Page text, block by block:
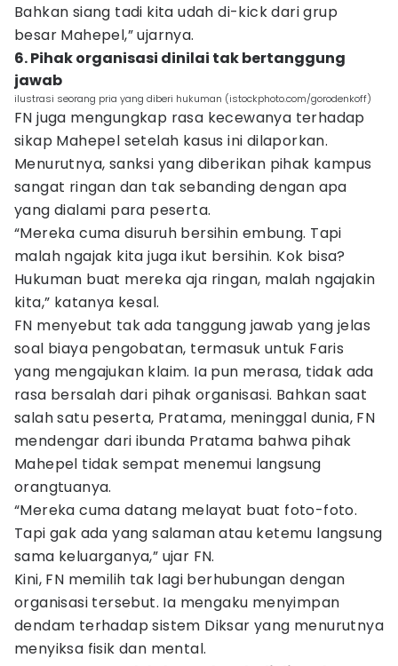
Bahkan siang tadi kita udah di-kick dari grup
besar Mahepel,” ujarnya.
6. Pihak organisasi dinilai tak bertanggung
jawab
ilustrasi seorang pria yang diberi hukuman (istockphoto.com/gorodenkoff)
FN juga mengungkap rasa kecewanya terhadap
sikap Mahepel setelah kasus ini dilaporkan.
Menurutnya, sanksi yang diberikan pihak kampus
sangat ringan dan tak sebanding dengan apa
yang dialami para peserta.
“Mereka cuma disuruh bersihin embung. Tapi
malah ngajak kita juga ikut bersihin. Kok bisa?
Hukuman buat mereka aja ringan, malah ngajakin
kita,” katanya kesal.
FN menyebut tak ada tanggung jawab yang jelas
soal biaya pengobatan, termasuk untuk Faris
yang mengajukan klaim. Ia pun merasa, tidak ada
rasa bersalah dari pihak organisasi. Bahkan saat
salah satu peserta, Pratama, meninggal dunia, FN
mendengar dari ibunda Pratama bahwa pihak
Mahepel tidak sempat menemui langsung
orangtuanya.
“Mereka cuma datang melayat buat foto-foto.
Tapi gak ada yang salaman atau ketemu langsung
sama keluarganya,” ujar FN.
Kini, FN memilih tak lagi berhubungan dengan
organisasi tersebut. Ia mengaku menyimpan
dendam terhadap sistem Diksar yang menurutnya
menyiksa fisik dan mental.